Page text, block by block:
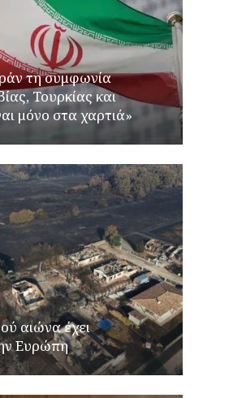
τη συμφωνία
Τουρκίας και
μόνο στα χαρτιά»
αιώνα έχει
Ευρώπη